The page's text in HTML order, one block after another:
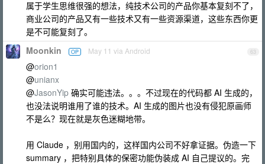
属于学生思维很强的想法，纯技术公司的产品你基本复刻不了，
商业公司的产品又有一些技术又有一些资源渠道，这些东西你更
是不可能复刻了。
63
Moonkin OP May 11 via Android
@orion1
@unianx
@JasonYip 确实可能违法。。。不过现在的代码都 AI 生成的，
也没法说明谁用了谁的技术。AI 生成的图片也没有侵犯原画师
不是么？现在就是灰色迷糊地带。
用 Claude ，别用国内的，这样国内公司不好拿证据。伪造一下
summary ，把特别具体的保密功能伪装成 AI 自己提议的。完